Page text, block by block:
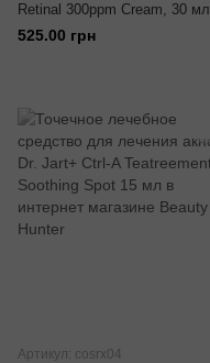
Retinal 300ppm Cream, 30 мл
525.00 грн
Артикул: cosrx04